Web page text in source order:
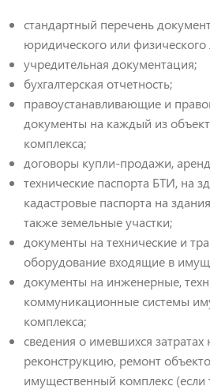
стандартный перечень
юридического или физического
учредительная документация;
бухгалтерская отчетность;
правоустанавливающие и
документы на каждый из
комплекса;
договоры купли-продажи,
технические паспорта БТИ, на
кадастровые паспорта на
также земельные участки;
документы на технические и
оборудование входящие в
документы на инженерные,
коммуникационные системы
комплекса;
сведения о имевшихся затратах
реконструкцию, ремонт
имущественный комплекс (если